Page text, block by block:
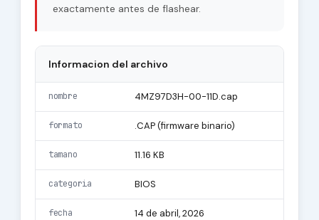
exactamente antes de flashear.
Informacion del archivo
nombre 4MZ97D3H-00-11D.cap
formato .CAP (firmware binario)
tamano 11.16 KB
categoria BIOS
fecha 14 de abril, 2026